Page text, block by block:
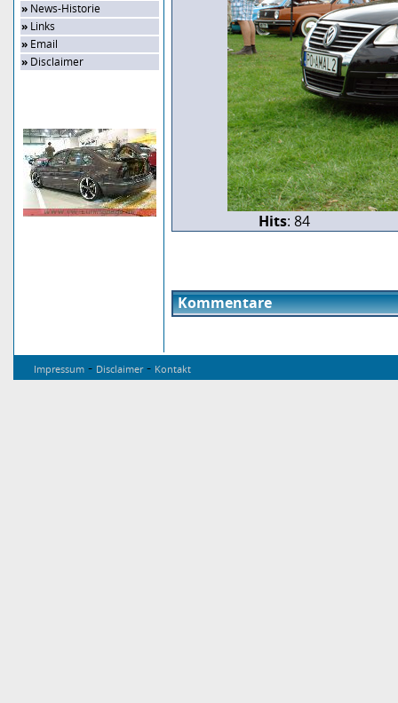
» News-Historie
» Links
» Email
» Disclaimer
Hits: 84
Kommentare
Impressum - Disclaimer- Kontakt